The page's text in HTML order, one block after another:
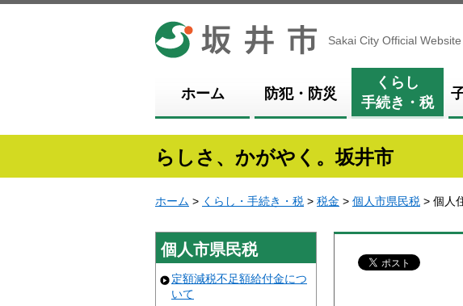
坂井市
Sakai City Official Website
ホーム 防犯・防災
くらし
手続き・税
らしさ、かがやく。坂井市
ホーム > くらし・手続き・税 > 税金 > 個人市県民税 > 個人
個人市県民税
定額減税不足額給付金につ
いて